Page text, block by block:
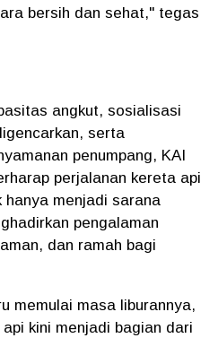
bersih dan sehat," tegas
angkut, sosialisasi
serta
penumpang, KAI
perjalanan kereta api
menjadi sarana
pengalaman
dan ramah bagi
memulai masa liburannya,
kini menjadi bagian dari